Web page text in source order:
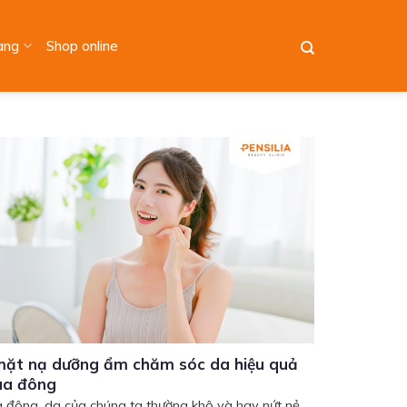
Shop online
nạ dưỡng ẩm chăm sóc da hiệu quả
đông